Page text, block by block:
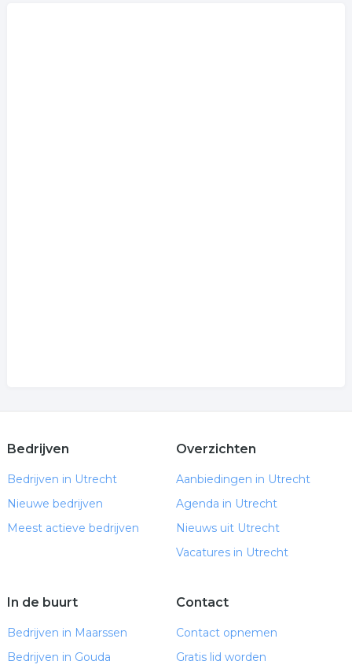
Bedrijven
Bedrijven in Utrecht
Nieuwe bedrijven
Meest actieve bedrijven
Overzichten
Aanbiedingen in Utrecht
Agenda in Utrecht
Nieuws uit Utrecht
Vacatures in Utrecht
In de buurt
Bedrijven in Maarssen
Bedrijven in Gouda
Contact
Contact opnemen
Gratis lid worden